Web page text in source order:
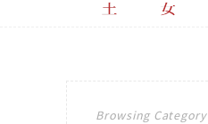
Browsing Category